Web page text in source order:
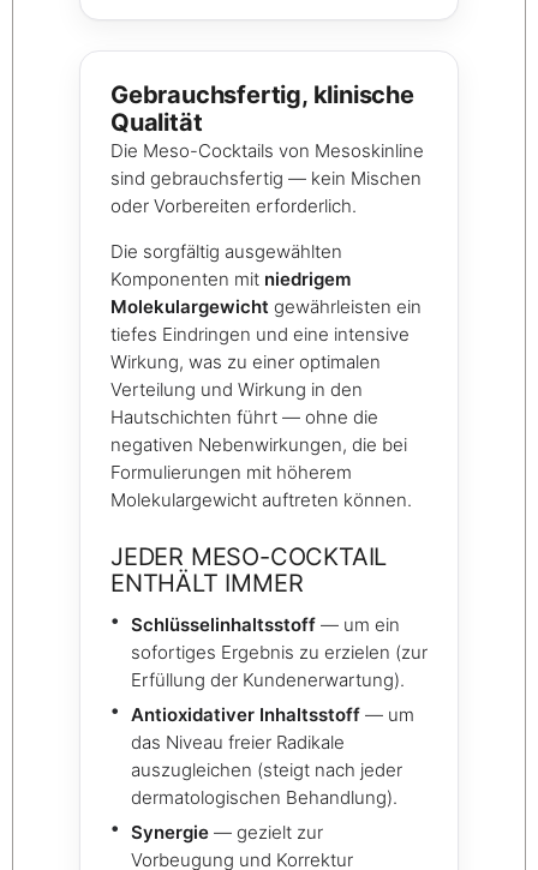
Gebrauchsfertig, klinische
Qualität
Die Meso-Cocktails von Mesoskinline
sind gebrauchsfertig — kein Mischen
oder Vorbereiten erforderlich.
Die sorgfältig ausgewählten
Komponenten mit niedrigem
Molekulargewicht gewährleisten ein
tiefes Eindringen und eine intensive
Wirkung, was zu einer optimalen
Verteilung und Wirkung in den
Hautschichten führt — ohne die
negativen Nebenwirkungen, die bei
Formulierungen mit höherem
Molekulargewicht auftreten können.
JEDER MESO-COCKTAIL
ENTHÄLT IMMER
Schlüsselinhaltsstoff— um ein
sofortiges Ergebnis zu erzielen (zur
Erfüllung der Kundenerwartung).
Antioxidativer Inhaltsstoff— um
das Niveau freier Radikale
auszugleichen (steigt nach jeder
dermatologischen Behandlung).
Synergie— gezielt zur
Vorbeugung und Korrektur